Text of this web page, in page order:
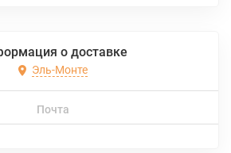
о доставке
Эль-Монте
Почта